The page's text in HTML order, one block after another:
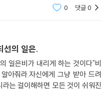
다
없는 욕망에 삶을 바치는 것이다.
이 높다.
0 댓글0
선의 일은.
일은비가 내리게 하는 것이다"비
아줘라.자신에게 그냥 받아 드려
는 걸이해하면 모든 것이 쉬워진